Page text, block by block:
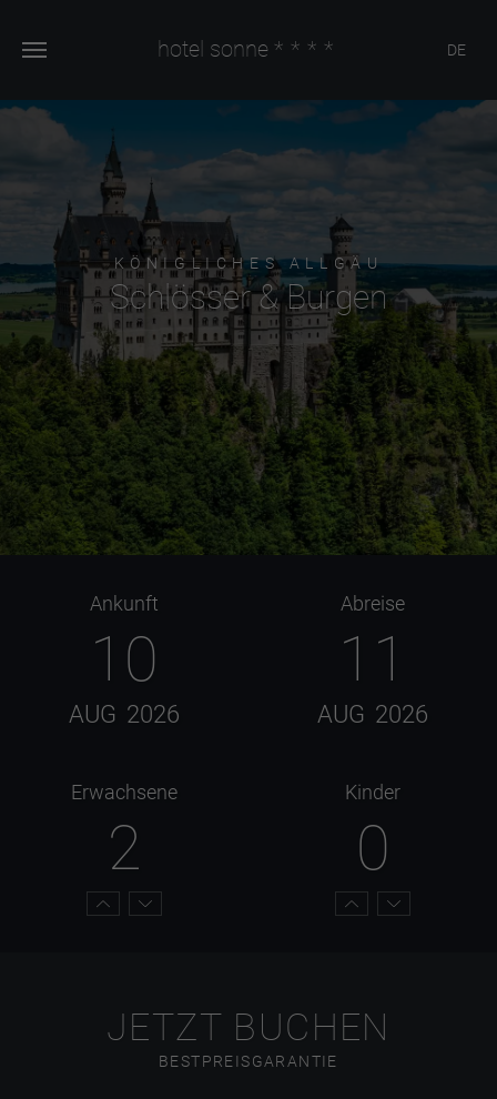
hotel sonne **** DE
KÖNIGLICHES ALLGÄU
Schlösser & Burgen
Ankunft
10
AUG 2026
Abreise
11
AUG 2026
Erwachsene
2
Kinder
0
JETZT BUCHEN
BESTPREISGARANTIE